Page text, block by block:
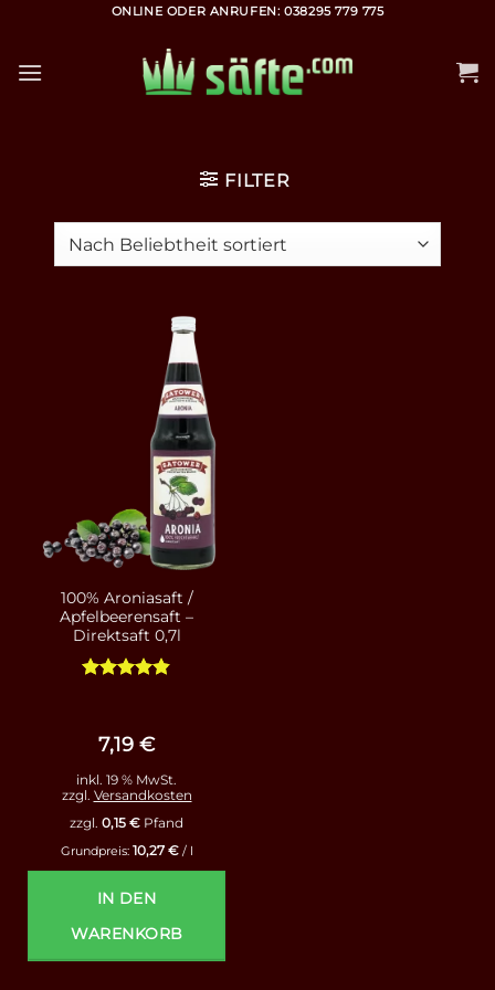
springen
ONLINE ODER ANRUFEN: 038295 779 775
FILTER
100% Aroniasaft /
Apfelbeerensaft –
Direktsaft 0,7l
7,19 €
inkl. 19 % MwSt.
zzgl. Versandkosten
zzgl. 0,15 € Pfand
Grundpreis: 10,27 €/ l
IN DEN
WARENKORB